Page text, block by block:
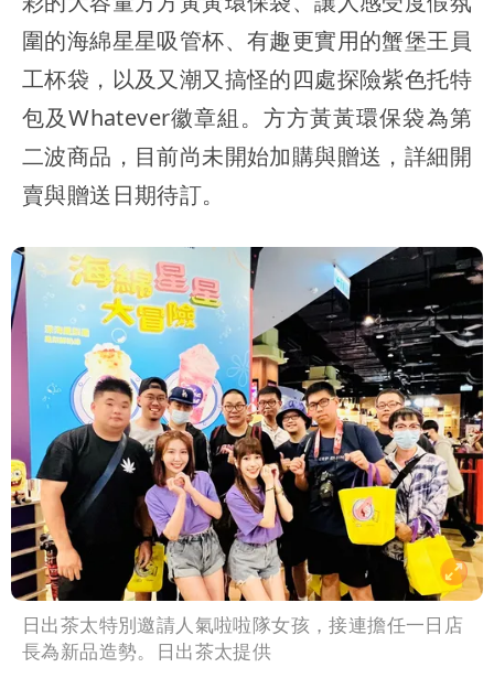
圍的海綿星星吸管杯、有趣更實用的蟹堡王員
工杯袋，以及又潮又搞怪的四處探險紫色托特
包及Whatever徽章組。方方黃黃環保袋為第
二波商品，目前尚未開始加購與贈送，詳細開
賣與贈送日期待訂。
日出茶太特別邀請人氣啦啦隊女孩，接連擔任一日店
長為新品造勢。日出茶太提供